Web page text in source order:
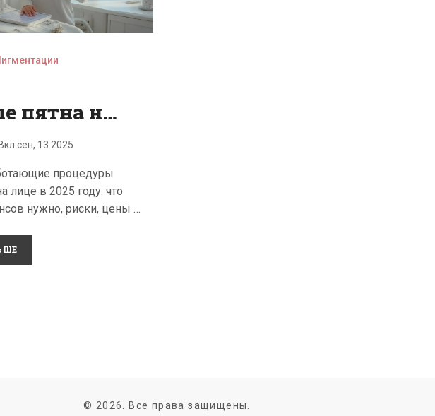
пятна на
Вклсен, 13 2025
процедуры
лице в 2025 году: что
нужно, риски, цены в
© 2026. Все права защищены.